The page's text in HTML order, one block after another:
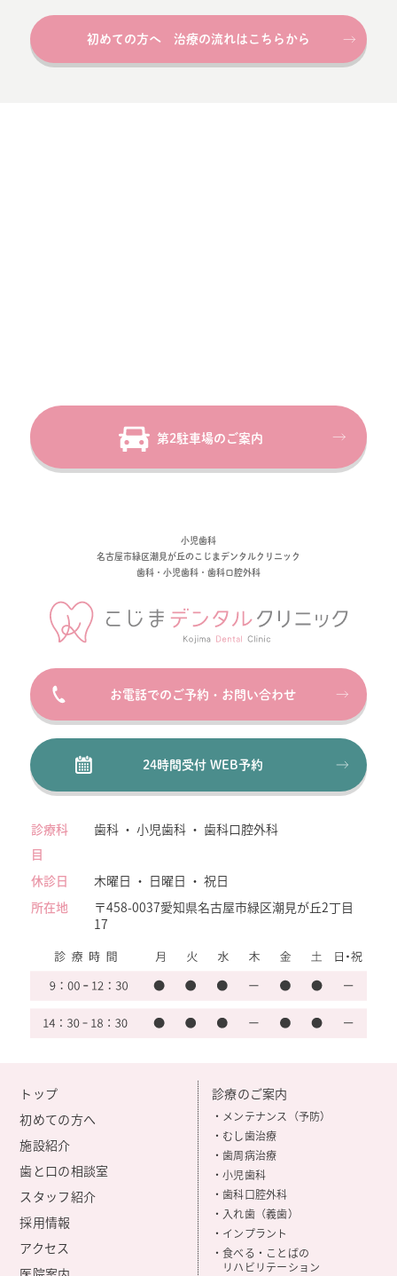
初めての方へ 治療の流れはこちらから
第2駐車場のご案内
小児歯科
名古屋市緑区潮見が丘のこじまデンタルクリニック
歯科・小児歯科・歯科口腔外科
お電話でのご予約・お問い合わせ
24時間受付 WEB予約
診療科
目
歯科 ・ 小児歯科 ・ 歯科口腔外科
休診日
木曜日 ・ 日曜日 ・ 祝日
所在地
〒458-0037愛知県名古屋市緑区潮見が丘2丁目
17
トップ
初めての方へ
施設紹介
歯と口の相談室
スタッフ紹介
採用情報
アクセス
診療のご案内
・メンテナンス（予防）
・むし歯治療
・歯周病治療
・小児歯科
・歯科口腔外科
・入れ歯（義歯）
・インプラント
・食べる・ことばの
リハビリテーション